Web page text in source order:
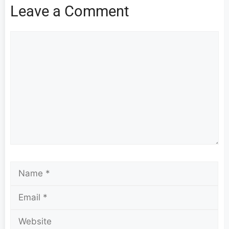
Leave a Comment